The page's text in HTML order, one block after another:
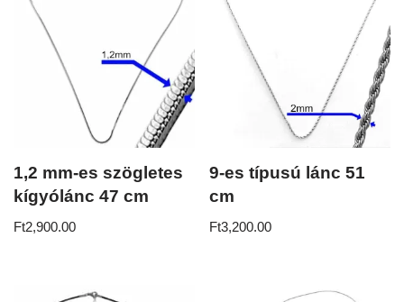
1,2 mm-es szögletes
kígyólánc 47 cm
Ft2,900.00
9-es típusú lánc 51
cm
Ft3,200.00